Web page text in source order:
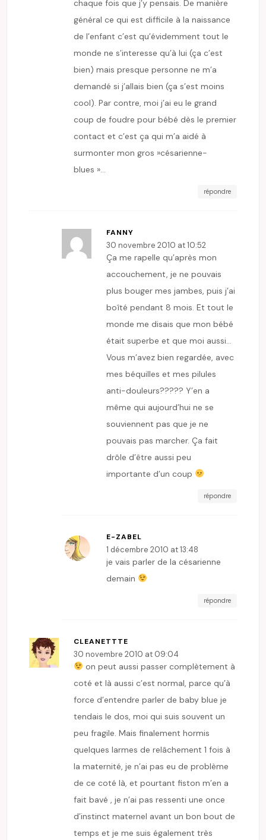
chaque fois que j’y pensais. De manière
général ce qui est difficile à la naissance
de l’enfant c’est qu’évidemment tout le
monde ne s’interesse qu’à lui (ça c’est
bien) mais presque personne ne m’a
demandé si j’allais bien (ça s’est moins
cool). Par contre, moi j’ai eu le grand
coup de foudre pour bébé dès le premier
contact et c’est ça qui m’a aidé à
surmonter mon gros »césarienne-
blues »…
répondre
FANNY
30 novembre 2010 at 10:52
Ça me rapelle qu’après mon
accouchement, je ne pouvais
plus bouger mes jambes, puis j’ai
boîté pendant 8 mois. Et tout le
monde me disais que mon bébé
était superbe et que moi aussi…
Vous m’avez bien regardée, avec
mes béquilles et mes pilules
anti-douleurs????? Y’en a
même qui aujourd’hui ne se
souviennent pas que je ne
pouvais pas marcher. Ça fait
drôle d’être aussi peu
importante d’un coup
répondre
E-ZABEL
1 décembre 2010 at 13:48
je vais parler de la césarienne
demain
répondre
CLEANETTTE
30 novembre 2010 at 09:04
on peut aussi passer complètement à
coté et là aussi c’est normal, parce qu’à
force d’entendre parler de baby blue je
tendais le dos, moi qui suis souvent un
peu fragile. Mais finalement hormis
quelques larmes de relâchement 1 fois à
la maternité, je n’ai pas eu de problème
de ce coté là, et pourtant fiston m’en a
fait bavé , je n’ai pas ressenti une once
d’instinct maternel avant un bon bout de
temps et je me suis également très